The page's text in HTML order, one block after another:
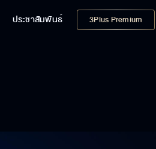
ประชาสัมพันธ์ 3Plus Premium